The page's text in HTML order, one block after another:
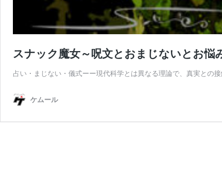
スナック魔女～呪文とおまじないとお悩
占い・まじない・儀式ーー現代科学とは異なる理論で、真実との
ケムール